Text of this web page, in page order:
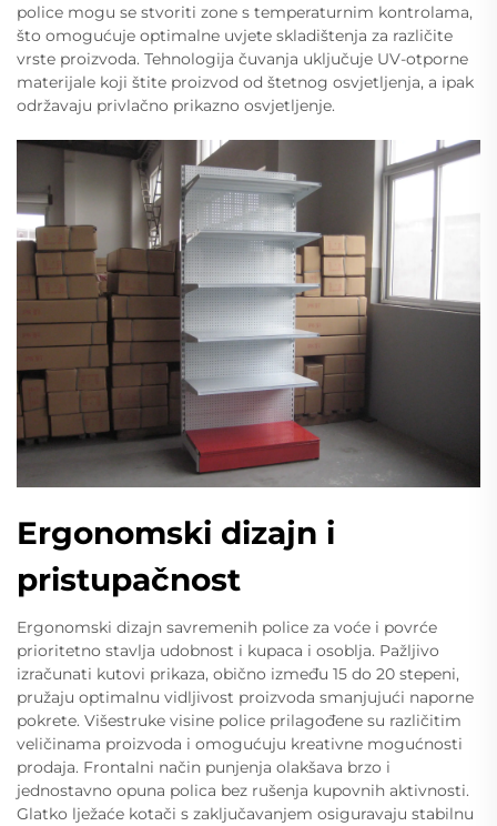
police mogu se stvoriti zone s temperaturnim kontrolama,
što omogućuje optimalne uvjete skladištenja za različite
vrste proizvoda. Tehnologija čuvanja uključuje UV-otporne
materijale koji štite proizvod od štetnog osvjetljenja, a ipak
održavaju privlačno prikazno osvjetljenje.
Ergonomski dizajn i
pristupačnost
Ergonomski dizajn savremenih police za voće i povrće
prioritetno stavlja udobnost i kupaca i osoblja. Pažljivo
izračunati kutovi prikaza, obično između 15 do 20 stepeni,
pružaju optimalnu vidljivost proizvoda smanjujući naporne
pokrete. Višestruke visine police prilagođene su različitim
veličinama proizvoda i omogućuju kreativne mogućnosti
prodaja. Frontalni način punjenja olakšava brzo i
jednostavno opuna polica bez rušenja kupovnih aktivnosti.
Glatko lježaće kotači s zaključavanjem osiguravaju stabilnu